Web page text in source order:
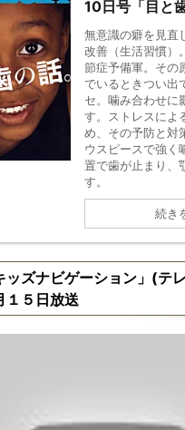
10日号「目と
無意識の癖を見直
改善（生活習慣）
節症予備軍。その
でいるときつい出
セ。噛み合わせに
す。ストレスによ
め、その予防と対
ウスピースで強く
置で歯が止まり、
す。
続き
ッズナビゲーション」(テ
１５日放送